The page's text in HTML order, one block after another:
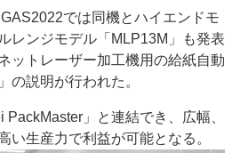
では同機とハイエンドモ
レンジモデル「MLP13M」も発表
トレーザー加工機用の給紙自動
の説明が行われた。
」と連結でき、広幅、
い生産力で利益が可能となる。